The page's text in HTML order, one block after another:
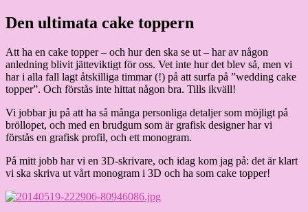
Hoppa
till
Granding.nu
Den ultimata cake toppern
Att ha en cake topper – och hur den ska se ut – har av någon
anledning blivit jätteviktigt för oss. Vet inte hur det blev så, men vi
har i alla fall lagt åtskilliga timmar (!) på att surfa på ”wedding cake
topper”. Och förstås inte hittat någon bra. Tills ikväll!
Vi jobbar ju på att ha så många personliga detaljer som möjligt på
bröllopet, och med en brudgum som är grafisk designer har vi
förstås en grafisk profil, och ett monogram.
På mitt jobb har vi en 3D-skrivare, och idag kom jag på: det är klart
vi ska skriva ut vårt monogram i 3D och ha som cake topper!